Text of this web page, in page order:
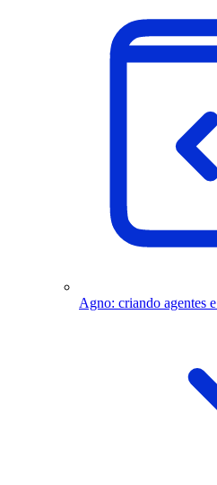
Agno: criando agentes